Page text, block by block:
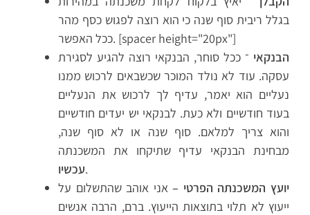
בגלל ריבית סוף שנה כי הוא רוצה לפגוש כסף מהר
ככל האפשר. [spacer height="20px"]
הבנקאי ־ ככל סוחר, הבנקאי רוצה להגיע לסגירת
עסקה. עוד לא נולד המוכר שכשבאים לרכוש ממנו
נעליים הוא יאמר, עדיף לך לרכוש את הנעליים
בעוד חודשיים ולא כעת. לבנקאי יש יעדים חודשיים
והוא צריך למלאם. סוף שנה או לא סוף שנה,
מבחינת הבנקאי עדיף שתיקחו את המשכנתה
עכשיו.
יועץ המשכנתה הפרטי –אני אוהב שהתשלום על
ייעוץ לא תלוי בתוצאות הייעוץ. ברם, הרבה אנשים